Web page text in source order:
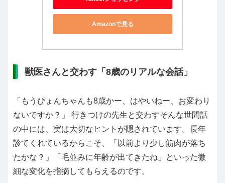
Amazonで見る
獣医さんと交わす「8歳のリアルな会話」
「もうぴょんちゃんも8歳かー、はやいねー、お変わり
ないですか？」 行きつけの先生と交わすそんな世間話
の中には、実は大切なヒントが隠されています。長年
診てくれているからこそ、「以前より少し筋肉が落ち
たかな？」「毛並みに年齢が出てきたね」といった微
細な変化を指摘してもらえるのです。